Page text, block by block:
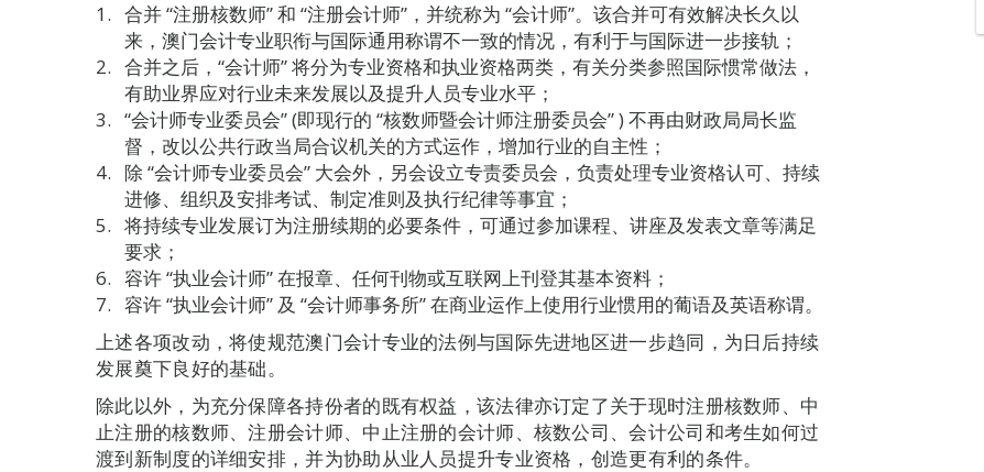
合并 “注册核数师” 和 “注册会计师”，并统称为 “会计师”。该合并可有效解决长久以
来，澳门会计专业职衔与国际通用称谓不一致的情况，有利于与国际进一步接轨；
合并之后，“会计师” 将分为专业资格和执业资格两类，有关分类参照国际惯常做法，
有助业界应对行业未来发展以及提升人员专业水平；
“会计师专业委员会” (即现行的 “核数师暨会计师注册委员会” ) 不再由财政局局长监
督，改以公共行政当局合议机关的方式运作，增加行业的自主性；
除 “会计师专业委员会” 大会外，另会设立专责委员会，负责处理专业资格认可、持续
进修、组织及安排考试、制定准则及执行纪律等事宜；
将持续专业发展订为注册续期的必要条件，可通过参加课程、讲座及发表文章等满足
要求；
容许 “执业会计师” 在报章、任何刊物或互联网上刊登其基本资料；
容许 “执业会计师” 及 “会计师事务所” 在商业运作上使用行业惯用的葡语及英语称谓。
上述各项改动，将使规范澳门会计专业的法例与国际先进地区进一步趋同，为日后持续
发展奠下良好的基础。
除此以外，为充分保障各持份者的既有权益，该法律亦订定了关于现时注册核数师、中
止注册的核数师、注册会计师、中止注册的会计师、核数公司、会计公司和考生如何过
渡到新制度的详细安排，并为协助从业人员提升专业资格，创造更有利的条件。